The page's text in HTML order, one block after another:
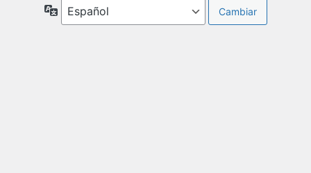
Idioma